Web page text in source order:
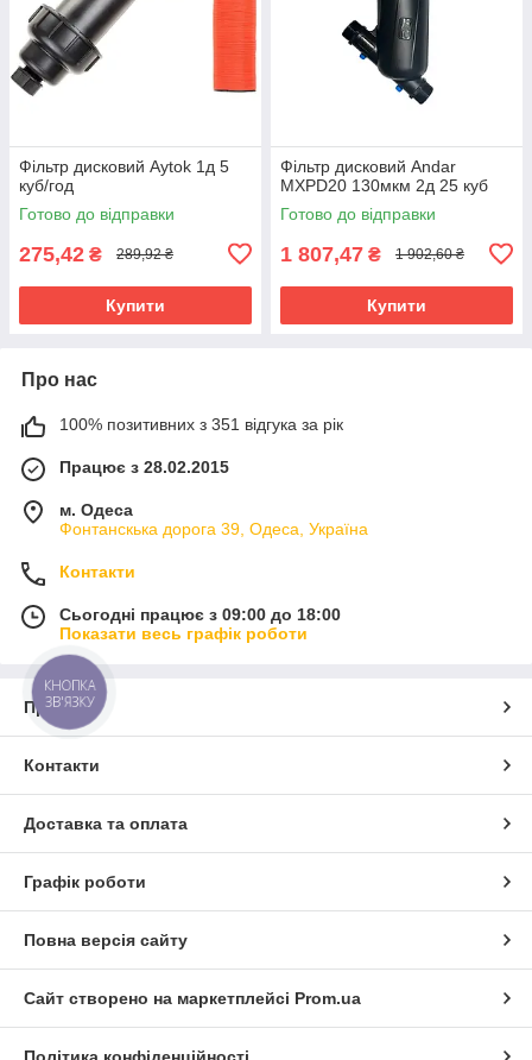
Фільтр дисковий Aytok 1д 5
куб/год
Готово до відправки
275,42 ₴ 289,92 ₴
Купити
Фільтр дисковий Andar
MXPD20 130мкм 2д 25 куб
Готово до відправки
1 807,47 ₴ 1 902,60 ₴
Купити
Про нас
100% позитивних з 351 відгука за рік
Працює з 28.02.2015
м. Одеса
Фонтанскька дорога 39, Одеса, Україна
Контакти
Сьогодні працює з 09:00 до 18:00
Показати весь графік роботи
Про нас
Контакти
Доставка та оплата
Графік роботи
Повна версія сайту
Сайт створено на маркетплейсі Prom.ua
КНОПКА
ЗВ'ЯЗКУ